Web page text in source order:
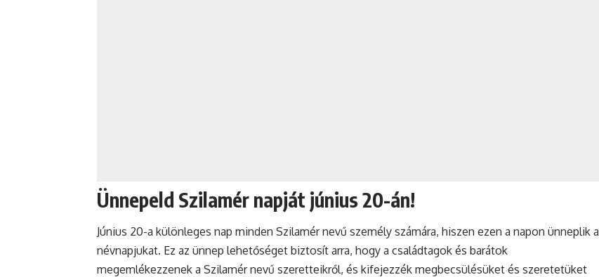
Ünnepeld Szilamér napját június 20-án!
Június 20-a különleges nap minden Szilamér nevű személy számára, hiszen ezen a napon ünneplik a
névnapjukat. Ez az ünnep lehetőséget biztosít arra, hogy a családtagok és barátok
megemlékezzenek a Szilamér nevű szeretteikről, és kifejezzék megbecsülésüket és szeretetüket